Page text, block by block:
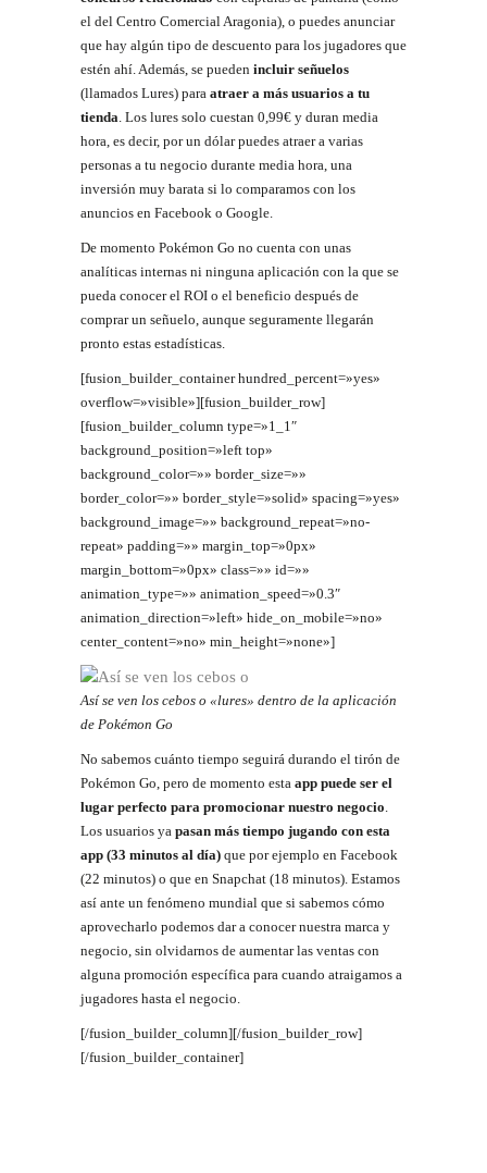
el del Centro Comercial Aragonia), o puedes anunciar
que hay algún tipo de descuento para los jugadores que
estén ahí. Además, se pueden incluir señuelos
(llamados Lures) para atraer a más usuarios a tu
tienda. Los lures solo cuestan 0,99€ y duran media
hora, es decir, por un dólar puedes atraer a varias
personas a tu negocio durante media hora, una
inversión muy barata si lo comparamos con los
anuncios en Facebook o Google.
De momento Pokémon Go no cuenta con unas
analíticas internas ni ninguna aplicación con la que se
pueda conocer el ROI o el beneficio después de
comprar un señuelo, aunque seguramente llegarán
pronto estas estadísticas.
[fusion_builder_container hundred_percent=»yes»
overflow=»visible»][fusion_builder_row]
[fusion_builder_column type=»1_1″
background_position=»left top»
background_color=»» border_size=»»
border_color=»» border_style=»solid» spacing=»yes»
background_image=»» background_repeat=»no-
repeat» padding=»» margin_top=»0px»
margin_bottom=»0px» class=»» id=»»
animation_type=»» animation_speed=»0.3″
animation_direction=»left» hide_on_mobile=»no»
center_content=»no» min_height=»none»]
Así se ven los cebos o «lures» dentro de la aplicación
de Pokémon Go
No sabemos cuánto tiempo seguirá durando el tirón de
Pokémon Go, pero de momento esta app puede ser el
lugar perfecto para promocionar nuestro negocio.
Los usuarios ya pasan más tiempo jugando con esta
app (33 minutos al día) que por ejemplo en Facebook
(22 minutos) o que en Snapchat (18 minutos). Estamos
así ante un fenómeno mundial que si sabemos cómo
aprovecharlo podemos dar a conocer nuestra marca y
negocio, sin olvidarnos de aumentar las ventas con
alguna promoción específica para cuando atraigamos a
jugadores hasta el negocio.
[/fusion_builder_column][/fusion_builder_row]
[/fusion_builder_container]